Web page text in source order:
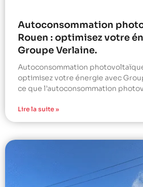
Autoconsommation
Rouen : optimisez votre
Groupe Verlaine.
Autoconsommation
optimisez votre énergie avec
ce que l’autoconsommation
Lire la suite »